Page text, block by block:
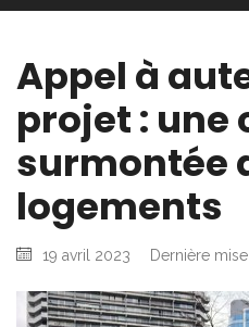
Appel à
projet : une
surmontée
logements
19 avril 2023 Dernière